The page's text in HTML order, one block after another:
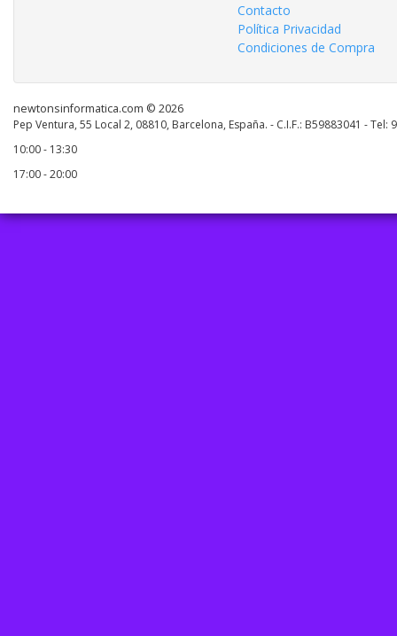
Contacto
Política Privacidad
Condiciones de Compra
newtonsinformatica.com © 2026
Pep Ventura, 55 Local 2, 08810, Barcelona, España. - C.I.F.: B59883041 - Tel:
10:00 - 13:30
17:00 - 20:00